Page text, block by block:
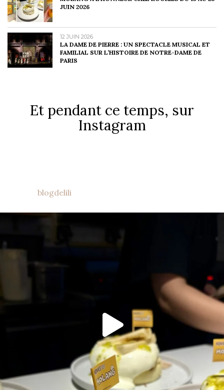
JUIN 2026
12 JUIN 2026
LA DAME DE PIERRE : UN SPECTACLE MUSICAL ET
FAMILIAL SUR L’HISTOIRE DE NOTRE-DAME DE
PARIS
Et pendant ce temps, sur
Instagram
blogdelili